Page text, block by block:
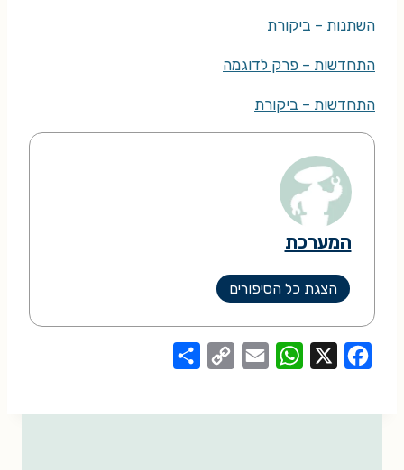
השתנות – ביקורת
התחדשות – פרק לדוגמה
התחדשות – ביקורת
המערכת
הצגת כל הסיפורים
W